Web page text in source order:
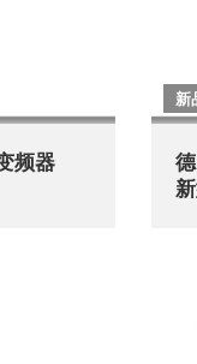
频器
新